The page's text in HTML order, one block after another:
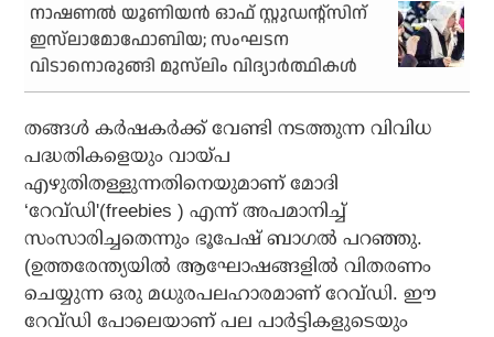
നാഷണല്‍ യൂണിയന്‍ ഓഫ് സ്റ്റുഡന്റ്‌സിന്
ഇസ്‌ലാമോഫോബിയ; സംഘടന
വിടാനൊരുങ്ങി മുസ്‌ലിം വിദ്യാര്‍ത്ഥികള്‍
തങ്ങള്‍ കര്‍ഷകര്‍ക്ക് വേണ്ടി നടത്തുന്ന വിവിധ
പദ്ധതികളെയും വായ്പ
എഴുതിതള്ളുന്നതിനെയുമാണ് മോദി
‘റേവ്ഡി'(freebies ) എന്ന് അപമാനിച്ച്
സംസാരിച്ചതെന്നും ഭൂപേഷ് ബാഗല്‍ പറഞ്ഞു.
(ഉത്തരേന്ത്യയില്‍ ആഘോഷങ്ങളില്‍ വിതരണം
ചെയ്യുന്ന ഒരു മധുരപലഹാരമാണ് റേവ്ഡി. ഈ
റേവ്ഡി പോലെയാണ് പല പാര്‍ട്ടികളുടെയും